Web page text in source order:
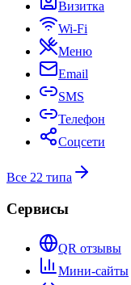
Визитка
Wi-Fi
Меню
Email
SMS
Телефон
Соцсети
Все 22 типа
Сервисы
QR отзывы
Мини-сайты